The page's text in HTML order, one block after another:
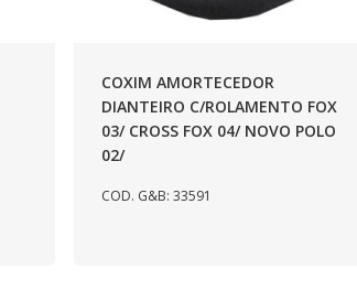
COXIM AMORTECEDOR
DIANTEIRO C/ROLAMENTO FOX
03/ CROSS FOX 04/ NOVO POLO
02/
COD. G&B: 33591